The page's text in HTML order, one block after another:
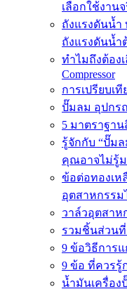
เลือกใช้งานจ
ถังแรงดันน้ำ
ถังแรงดันน้ำ
ทำไมถึงต้อง
Compressor
การเปรียบเ
ปั๊มลม อุปกร
5 มาตราฐา
รู้จักกับ “ปั๊ม
คุณอาจไม่รู้
ข้อต่อทองเห
อุตสาหกรรม
วาล์วอุตสาห
รวมชิ้นส่วน
9 ข้อวิธีการ
9 ข้อ ที่ควรรู้
น้ำมันเครื่อง